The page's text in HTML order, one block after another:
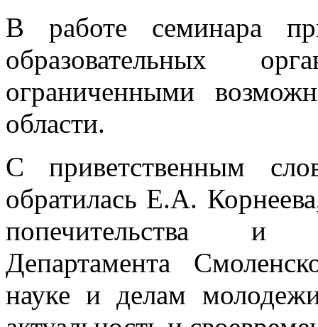
В работе семинара
образовательных
ограниченными
области.
С приветственным
обратилась Е.А.
попечительства и
Департамента
науке и делам